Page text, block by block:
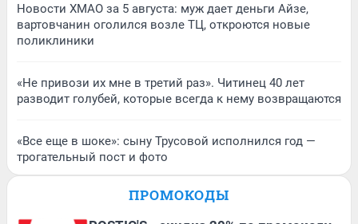
Новости ХМАО за 5 августа: муж дает деньги Айзе,
вартовчанин оголился возле ТЦ, откроются новые
поликлиники
«Не привози их мне в третий раз». Читинец 40 лет
разводит голубей, которые всегда к нему возвращаются
«Все еще в шоке»: сыну Трусовой исполнился год —
трогательный пост и фото
ПРОМОКОДЫ